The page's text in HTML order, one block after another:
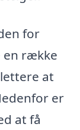
for
en række
at
er
at få